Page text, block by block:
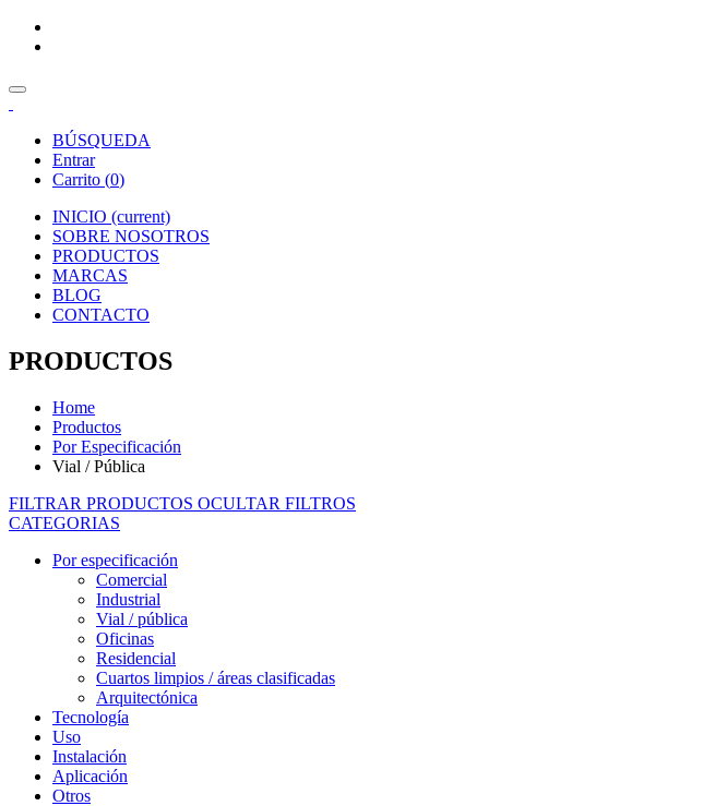
BÚSQUEDA
Entrar
Carrito (0)
INICIO (current)
SOBRE NOSOTROS
PRODUCTOS
MARCAS
BLOG
CONTACTO
PRODUCTOS
Home
Productos
Por Especificación
Vial / Pública
FILTRAR PRODUCTOS OCULTAR FILTROS
CATEGORIAS
Por especificación
Comercial
Industrial
Vial / pública
Oficinas
Residencial
Cuartos limpios / áreas clasificadas
Arquitectónica
Tecnología
Uso
Instalación
Aplicación
Otros